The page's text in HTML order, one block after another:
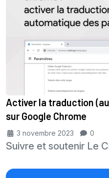
Activer la traduction
sur Google Chrome
3 novembre 2023 0
Suivre et soutenir Le